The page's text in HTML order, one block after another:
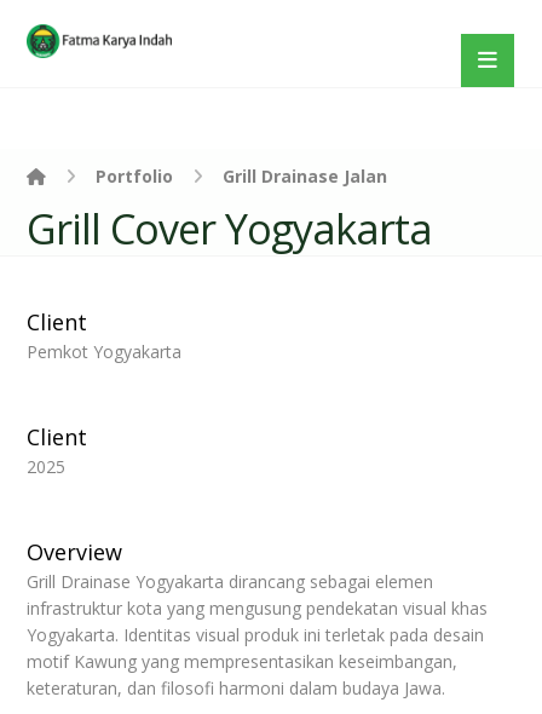
Portfolio Grill Drainase Jalan
Grill Cover Yogyakarta
Client
Pemkot Yogyakarta
Client
2025
Overview
Grill Drainase Yogyakarta dirancang sebagai elemen
infrastruktur kota yang mengusung pendekatan visual khas
Yogyakarta. Identitas visual produk ini terletak pada desain
motif Kawung yang mempresentasikan keseimbangan,
keteraturan, dan filosofi harmoni dalam budaya Jawa.